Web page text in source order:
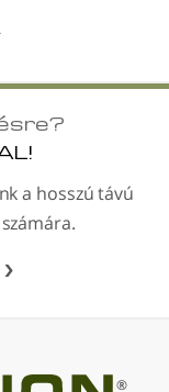
a hosszú távú
®